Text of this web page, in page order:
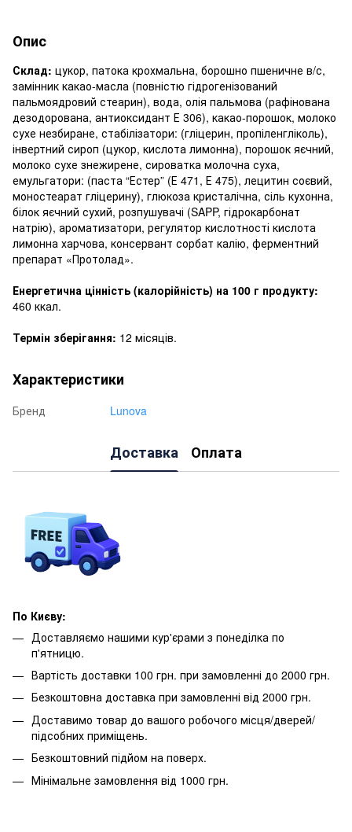
Опис
Склад: цукор, патока крохмальна, борошно пшеничне в/с,
замінник какао-масла (повністю гідрогенізований
пальмоядровий стеарин), вода, олія пальмова (рафінована
дезодорована, антиоксидант Е 306), какао-порошок, молоко
сухе незбиране, стабілізатори: (гліцерин, пропіленгліколь),
інвертний сироп (цукор, кислота лимонна), порошок яєчний,
молоко сухе знежирене, сироватка молочна суха,
емульгатори: (паста “Естер” (Е 471, Е 475), лецитин соєвий,
моностеарат гліцерину), глюкоза кристалічна, сіль кухонна,
білок яєчний сухий, розпушувачі (SAPP, гідрокарбонат
натрію), ароматизатори, регулятор кислотності кислота
лимонна харчова, консервант сорбат калію, ферментний
препарат «Протолад».
Енергетична цінність (калорійність) на 100 г продукту:
460 ккал.
Термін зберігання: 12 місяців.
Характеристики
Бренд Lunova
Доставка Оплата
По Києву:
Доставляємо нашими кур'єрами з понеділка по
п'ятницю.
Вартість доставки 100 грн. при замовленні до 2000 грн.
Безкоштовна доставка при замовленні від 2000 грн.
Доставимо товар до вашого робочого місця/дверей/
підсобних приміщень.
Безкоштовний підйом на поверх.
Мінімальне замовлення від 1000 грн.